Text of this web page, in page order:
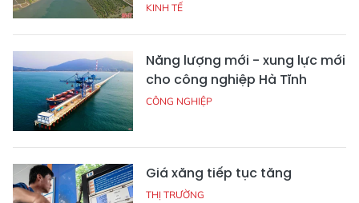
KINH TẾ
Năng lượng mới - xung lực mới
cho công nghiệp Hà Tĩnh
CÔNG NGHIỆP
Giá xăng tiếp tục tăng
THỊ TRƯỜNG